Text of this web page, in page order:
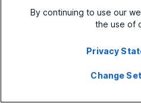
kurzive, grafičke oznake i
istaknuli ključne informacije i
Ova je značajka dostupna
pločama. Nije dostupna
prethodno stvorenih digitalnih
By continuing to use our
the use of
Privacy
Change